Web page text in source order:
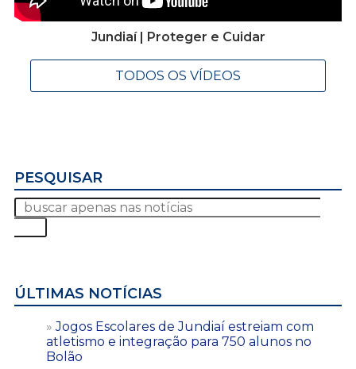
Jundiaí | Proteger e Cuidar
TODOS OS VÍDEOS
PESQUISAR
ÚLTIMAS NOTÍCIAS
Jogos Escolares de Jundiaí estreiam com
atletismo e integração para 750 alunos no
Bolão